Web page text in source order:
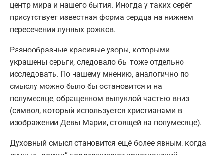
центр мира и нашего бытия. Иногда у таких серёг
присутствует известная форма сердца на нижнем
пересечении лунных рожков.
Разнообразные красивые узоры, которыми
украшены серьги, следовало бы тоже отдельно
исследовать. По нашему мнению, аналогично по
смыслу можно было бы остановится и на
полумесяце, обращенном выпуклой частью вниз
(символ, который используется христианами в
изображении Девы Марии, стоящей на полумесяце).
Духовный смысл становится ещё более явным, когда